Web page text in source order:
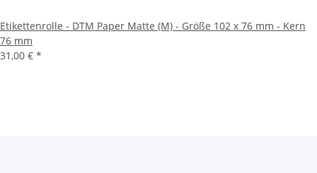
Etikettenrolle - DTM Paper Matte (M) - Größe 102 x 76 mm - Kern
76 mm
31,00 € *